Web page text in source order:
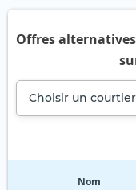
Offres
Choisir un
Nom